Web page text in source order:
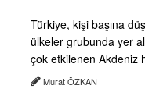
Türkiye, kişi başına
ülkeler grubunda yer
çok etkilenen Akdeniz
Murat ÖZKAN